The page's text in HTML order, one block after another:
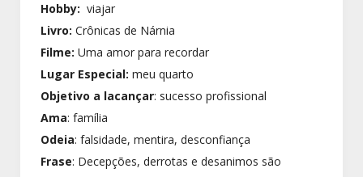
Hobby: viajar
Livro: Crônicas de Nárnia
Filme: Uma amor para recordar
Lugar Especial: meu quarto
Objetivo a lacançar: sucesso profissional
Ama: família
Odeia: falsidade, mentira, desconfiança
Frase: Decepções, derrotas e desanimos são